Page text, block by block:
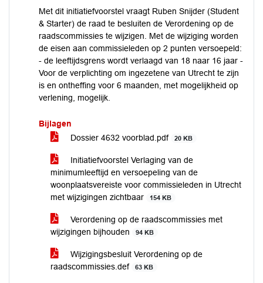
Met dit initiatiefvoorstel vraagt Ruben Snijder (Student
& Starter) de raad te besluiten de Verordening op de
raadscommissies te wijzigen. Met de wijziging worden
de eisen aan commissieleden op 2 punten versoepeld:
- de leeftijdsgrens wordt verlaagd van 18 naar 16 jaar -
Voor de verplichting om ingezetene van Utrecht te zijn
is en ontheffing voor 6 maanden, met mogelijkheid op
verlening, mogelijk.
Bijlagen
Dossier 4632 voorblad.pdf
20 KB
Initiatiefvoorstel Verlaging van de
minimumleeftijd en versoepeling van de
woonplaatsvereiste voor commissieleden in Utrecht
met wijzigingen zichtbaar
154 KB
Verordening op de raadscommissies met
wijzigingen bijhouden
94 KB
Wijzigingsbesluit Verordening op de
raadscommissies.def
63 KB